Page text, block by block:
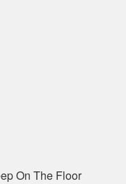
On The Floor